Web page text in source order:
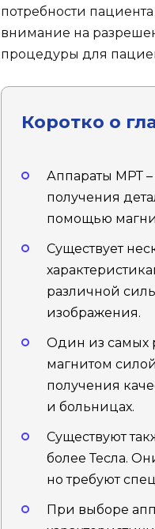
потребности
внимание на
процедуры для
Коротко о
Аппараты МРТ –
получения
помощью
Существует
различной
изображения.
Один из самых
магнитом
получения
и больницах.
Существуют
более Тесла.
но требуют
При выборе